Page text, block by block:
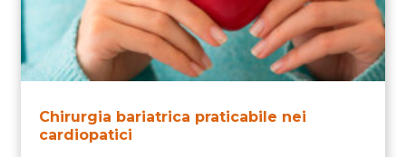
Chirurgia bariatrica praticabile nei
cardiopatici